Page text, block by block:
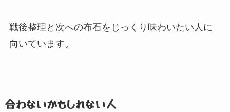
戦後整理と次への布石をじっくり味わいたい人に
向いています。
合わないかもしれない人